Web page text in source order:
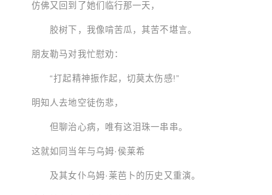
仿佛又回到了她们临行那一天，
胶树下，我像啃苦瓜，其苦不堪言。
朋友勒马对我忙慰劝：
“打起精神振作起，切莫太伤感!”
明知人去地空徒伤悲，
但聊治心病，唯有这泪珠一串串。
这就如同当年与乌姆·侯莱希
及其女仆乌姆·莱芭卜的历史又重演。